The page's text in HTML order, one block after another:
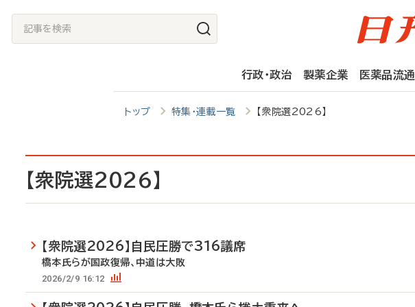
記
事
行政・政治 製薬企業 医薬品流通
トップ 特集・連載一覧 【衆院選2026】
【衆院選2026】
【衆院選2026】自民圧勝で316議席
橋本氏らが国政復帰、中道は大敗
2026/2/9 16:12